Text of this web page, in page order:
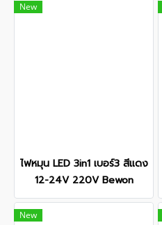
New
ไฟหมุน LED 3in1 เบอร์3 สีแดง
12-24V 220V Bewon
New